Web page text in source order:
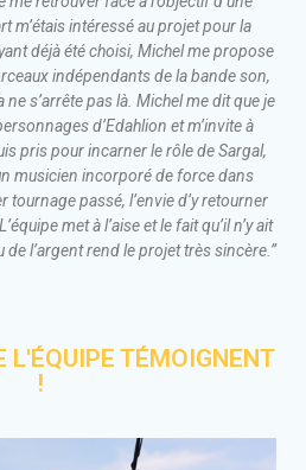
m’étais intéressé au projet pour la
déjà été choisi, Michel me propose
indépendants de la bande son,
ne s’arrête pas là. Michel me dit que je
d’Edahlion et m’invite à
pris pour incarner le rôle de Sargal,
musicien incorporé de force dans
tournage passé, l’envie d’y retourner
met à l’aise et le fait qu’il n’y ait
l’argent rend le projet très sincère.”
L'ÉQUIPE TÉMOIGNENT
!